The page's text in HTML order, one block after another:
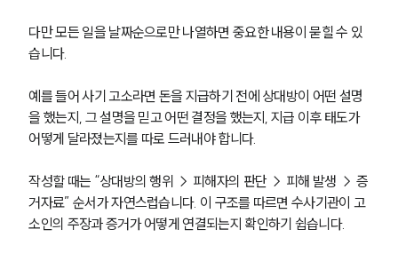
다만 모든 일을 날짜순으로만 나열하면 중요한 내용이 묻힐 수 있
습니다.
예를 들어 사기 고소라면 돈을 지급하기 전에 상대방이 어떤 설명
을 했는지, 그 설명을 믿고 어떤 결정을 했는지, 지급 이후 태도가
어떻게 달라졌는지를 따로 드러내야 합니다.
작성할 때는 “상대방의 행위 → 피해자의 판단 → 피해 발생 → 증
거자료” 순서가 자연스럽습니다. 이 구조를 따르면 수사기관이 고
소인의 주장과 증거가 어떻게 연결되는지 확인하기 쉽습니다.